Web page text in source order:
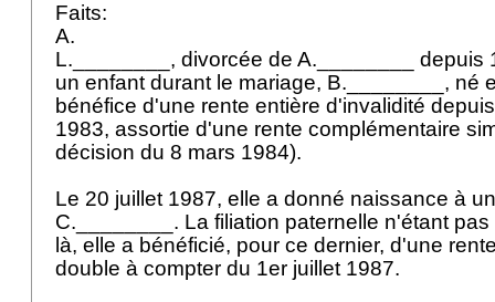
Faits:
A.
L.________, divorcée de A.________ depuis
un enfant durant le mariage, B.________, né
bénéfice d'une rente entière d'invalidité
1983, assortie d'une rente complémentaire
décision du 8 mars 1984).
Le 20 juillet 1987, elle a donné naissance à
C.________. La filiation paternelle n'étant
là, elle a bénéficié, pour ce dernier, d'une
double à compter du 1er juillet 1987.